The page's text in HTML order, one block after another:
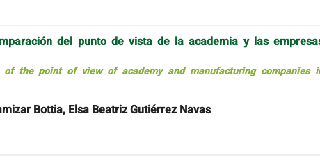
del punto de vista de la academia y las
the point of view of academy and manufacturing companies
Bottia, Elsa Beatriz Gutiérrez Navas